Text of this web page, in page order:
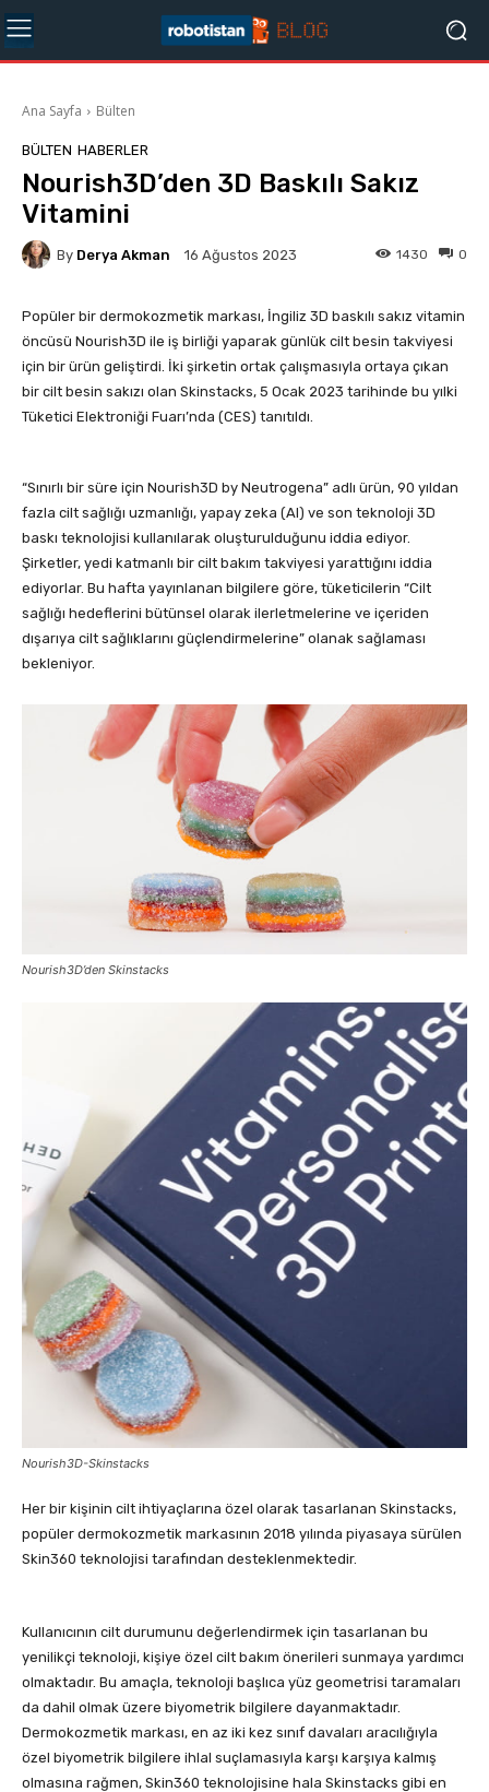
Ana Sayfa Bülten
BÜLTEN HABERLER
Nourish3D’den 3D Baskılı Sakız
Vitamini
By Derya Akman 16 Ağustos 2023 0
1430
Popüler bir dermokozmetik markası, İngiliz 3D baskılı sakız vitamin
öncüsü Nourish3D ile iş birliği yaparak günlük cilt besin takviyesi
için bir ürün geliştirdi. İki şirketin ortak çalışmasıyla ortaya çıkan
bir cilt besin sakızı olan Skinstacks, 5 Ocak 2023 tarihinde bu yılki
Tüketici Elektroniği Fuarı’nda (CES) tanıtıldı.
“Sınırlı bir süre için Nourish3D by Neutrogena” adlı ürün, 90 yıldan
fazla cilt sağlığı uzmanlığı, yapay zeka (AI) ve son teknoloji 3D
baskı teknolojisi kullanılarak oluşturulduğunu iddia ediyor.
Şirketler, yedi katmanlı bir cilt bakım takviyesi yarattığını iddia
ediyorlar. Bu hafta yayınlanan bilgilere göre, tüketicilerin “Cilt
sağlığı hedeflerini bütünsel olarak ilerletmelerine ve içeriden
dışarıya cilt sağlıklarını güçlendirmelerine” olanak sağlaması
bekleniyor.
Nourish3D’den Skinstacks
Nourish3D-Skinstacks
Her bir kişinin cilt ihtiyaçlarına özel olarak tasarlanan Skinstacks,
popüler dermokozmetik markasının 2018 yılında piyasaya sürülen
Skin360 teknolojisi tarafından desteklenmektedir.
Kullanıcının cilt durumunu değerlendirmek için tasarlanan bu
yenilikçi teknoloji, kişiye özel cilt bakım önerileri sunmaya yardımcı
olmaktadır. Bu amaçla, teknoloji başlıca yüz geometrisi taramaları
da dahil olmak üzere biyometrik bilgilere dayanmaktadır.
Dermokozmetik markası, en az iki kez sınıf davaları aracılığıyla
özel biyometrik bilgilere ihlal suçlamasıyla karşı karşıya kalmış
olmasına rağmen, Skin360 teknolojisine hala Skinstacks gibi en